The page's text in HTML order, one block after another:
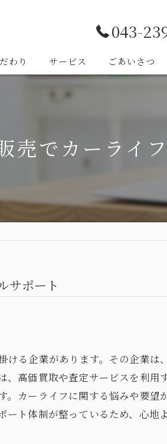
043-
わり サービス ごあいさつ
売でカーライ
サポート
ける企業があります。その企業
、高価買取や査定サービスを利
。カーライフに関する悩みや要
ト体制が整っているため、心地